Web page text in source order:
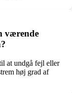
værende
at undgå fejl eller
høj grad af